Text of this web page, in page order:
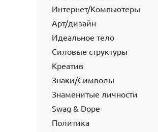
Интернет/Компьютеры
Арт/дизайн
Идеальное тело
Силовые структуры
Креатив
Знаки/Символы
Знаменитые личности
Swag & Dope
Политика